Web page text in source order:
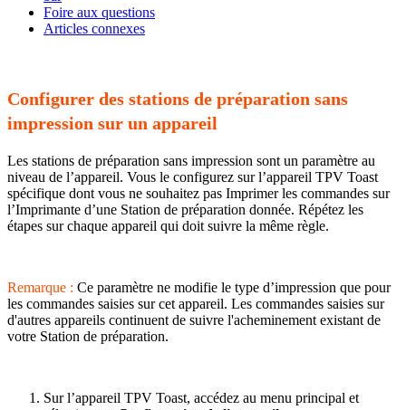
Foire aux questions
Articles connexes
Configurer des stations de préparation sans
impression sur un appareil
Les stations de préparation sans impression sont un paramètre au
niveau de l’appareil. Vous le configurez sur l’appareil TPV Toast
spécifique dont vous ne souhaitez pas Imprimer les commandes sur
l’Imprimante d’une Station de préparation donnée. Répétez les
étapes sur chaque appareil qui doit suivre la même règle.
Remarque : Ce paramètre ne modifie le type d’impression que pour
les commandes saisies sur cet appareil. Les commandes saisies sur
d'autres appareils continuent de suivre l'acheminement existant de
votre Station de préparation.
Sur l’appareil TPV Toast, accédez au menu principal et